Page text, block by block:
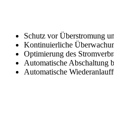
Schutz vor Überstromung
Kontinuierliche
Optimierung des
Automatische Abschaltung
Automatische